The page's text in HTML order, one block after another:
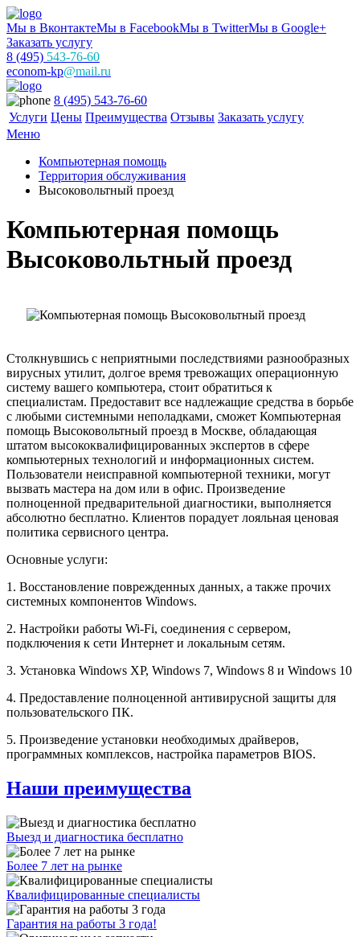
Мы в ВконтактеМы в FacebookМы в TwitterМы в Google+
Заказать услугу
8 (495) 543-76-60
econom-kp@mail.ru
8 (495) 543-76-60
Услуги Цены Преимущества Отзывы Заказать услугу
Меню
Компьютерная помощь
Территория обслуживания
Высоковольтный проезд
Компьютерная помощь
Высоковольтный проезд
Столкнувшись с неприятными последствиями разнообразных
вирусных утилит, долгое время тревожащих операционную
систему вашего компьютера, стоит обратиться к
специалистам. Предоставит все надлежащие средства в борьбе
с любыми системными неполадками, сможет Компьютерная
помощь Высоковольтный проезд в Москве, обладающая
штатом высококвалифицированных экспертов в сфере
компьютерных технологий и информационных систем.
Пользователи неисправной компьютерной техники, могут
вызвать мастера на дом или в офис. Произведение
полноценной предварительной диагностики, выполняется
абсолютно бесплатно. Клиентов порадует лояльная ценовая
политика сервисного центра.
Основные услуги:
1. Восстановление поврежденных данных, а также прочих
системных компонентов Windows.
2. Настройки работы Wi-Fi, соединения с сервером,
подключения к сети Интернет и локальным сетям.
3. Установка Windows XP, Windows 7, Windows 8 и Windows 10
4. Предоставление полноценной антивирусной защиты для
пользовательского ПК.
5. Произведение установки необходимых драйверов,
программных комплексов, настройка параметров BIOS.
Наши преимущества
Выезд и диагностика бесплатно
Более 7 лет на рынке
Квалифицированные специалисты
Гарантия на работы 3 года!